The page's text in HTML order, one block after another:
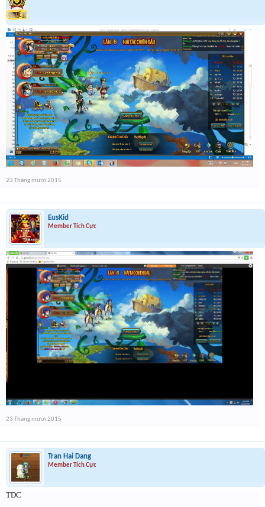
23 Tháng mười 2015
EusKid
Member Tích Cực
23 Tháng mười 2015
Tran Hai Dang
Member Tích Cực
TDC